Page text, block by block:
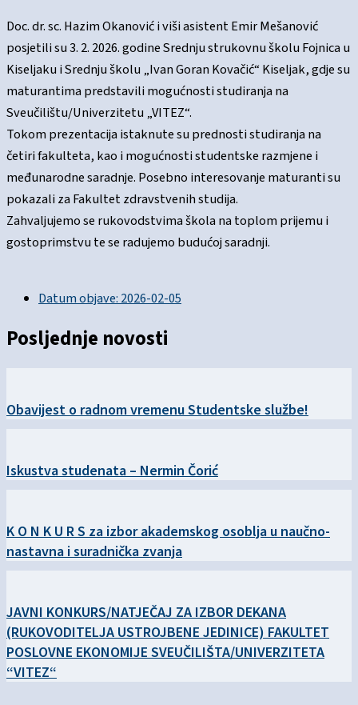
Doc. dr. sc. Hazim Okanović i viši asistent Emir Mešanović
posjetili su 3. 2. 2026. godine Srednju strukovnu školu Fojnica u
Kiseljaku i Srednju školu „Ivan Goran Kovačić“ Kiseljak, gdje su
maturantima predstavili mogućnosti studiranja na
Sveučilištu/Univerzitetu „VITEZ“.
Tokom prezentacija istaknute su prednosti studiranja na
četiri fakulteta, kao i mogućnosti studentske razmjene i
međunarodne saradnje. Posebno interesovanje maturanti su
pokazali za Fakultet zdravstvenih studija.
Zahvaljujemo se rukovodstvima škola na toplom prijemu i
gostoprimstvu te se radujemo budućoj saradnji.
Datum objave:2026-02-05
Posljednje novosti
Obavijest o radnom vremenu Studentske službe!
Iskustva studenata – Nermin Čorić
K O N K U R S za izbor akademskog osoblja u naučno-
nastavna i suradnička zvanja
JAVNI KONKURS/NATJEČAJ ZA IZBOR DEKANA
(RUKOVODITELJA USTROJBENE JEDINICE) FAKULTET
POSLOVNE EKONOMIJE SVEUČILIŠTA/UNIVERZITETA
“VITEZ“